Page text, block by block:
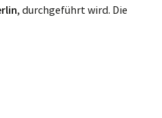
, durchgeführt wird. Die